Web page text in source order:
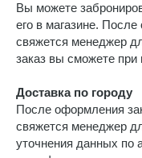
Вы можете
его в магазине.
свяжется менеджер
заказ вы сможете при
Доставка по городу
После оформления
свяжется менеджер
уточнения данных по